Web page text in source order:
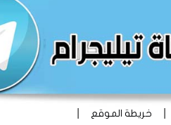
خريطة الموقع